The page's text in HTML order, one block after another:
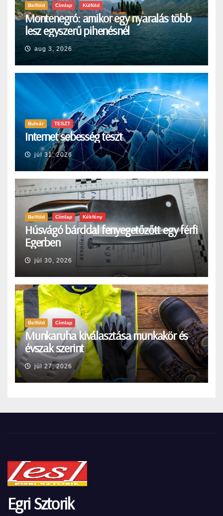
Belföld Címlap Külföld
Montenegró: amikor egy nyaralás több
lesz egyszerű pihenésnél
aug 3, 2026
Bulvár TESZT
Internet sebesség teszt
júl 31, 2026
Belföld Címlap Kékfény
Húsvágó bárddal fenyegetőzőtt egy férfi
Egerben
júl 30, 2026
Belföld Címlap
Munkaruha kiválasztása munkakör és
évszak szerint
júl 27, 2026
Egri Sztorik